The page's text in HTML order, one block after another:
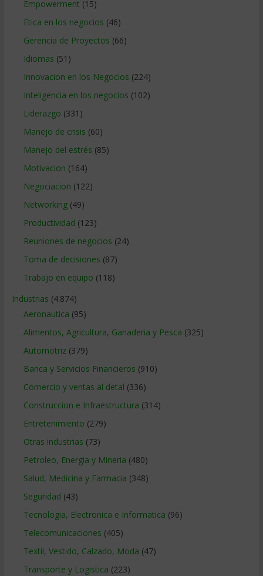
Empowerment (15)
Etica en los negocios (46)
Gerencia de Proyectos (66)
Idiomas (51)
Innovacion en los Negocios (224)
Inteligencia en los negocios (102)
Liderazgo (331)
Manejo de crisis (60)
Manejo del estrés (85)
Motivacion (164)
Negociacion (122)
Networking(49)
Productividad (123)
Reuniones de negocios (24)
Toma de decisiones (87)
Trabajo en equipo (118)
Industrias (4.874)
Aeronautica (95)
Alimentos, Agricultura, Ganaderia y Pesca (325)
Automotriz(379)
Banca y Servicios Financieros (910)
Comercio y ventas al detal (336)
Construccion e Infraestructura (314)
Entretenimiento (279)
Otras industrias (73)
Petroleo, Energia y Mineria (480)
Salud, Medicina y Farmacia (348)
Seguridad (43)
Tecnologia, Electronica e Informatica (96)
Telecomunicaciones (405)
Textil, Vestido, Calzado, Moda (47)
Transporte y Logistica (223)